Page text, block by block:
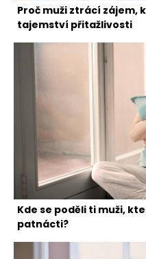
Proč muži ztrácí zájem,
tajemství přitažlivosti
Kde se poděli ti muži,
patnácti?